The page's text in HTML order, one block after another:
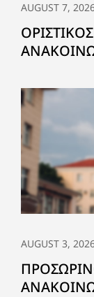
AUGUST 7,
AUGUST 3,